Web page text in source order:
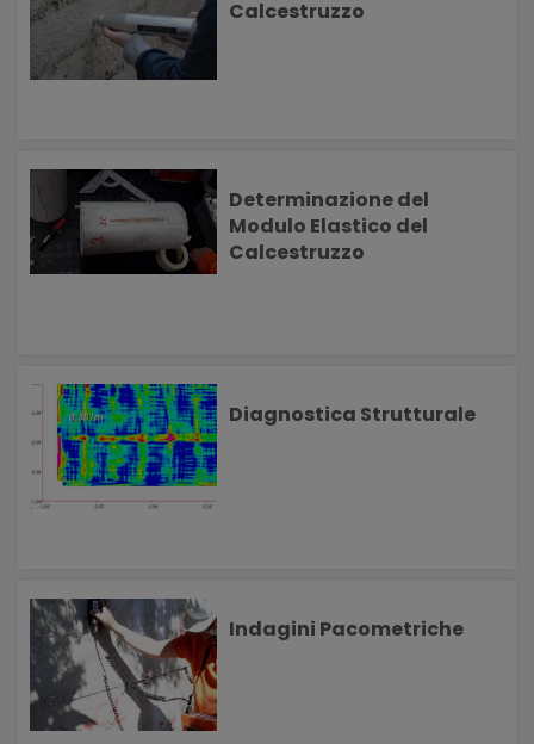
Calcestruzzo
Determinazione del
Modulo Elastico del
Calcestruzzo
Diagnostica Strutturale
Indagini Pacometriche